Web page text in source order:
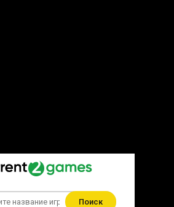
Поиск